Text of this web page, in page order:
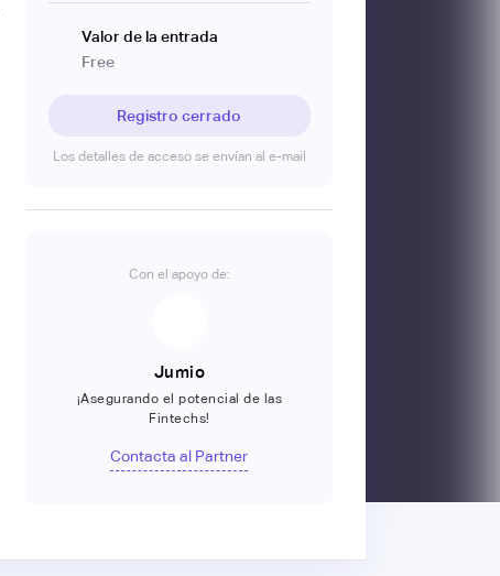
Valor de la entrada
Free
Registro cerrado
Los detalles de acceso se envían al e-mail
Con el apoyo de:
Jumio
¡Asegurando el potencial de las
Fintechs!
Contacta al Partner